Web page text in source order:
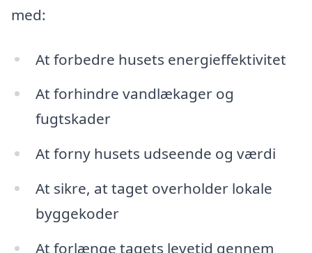
med:
At forbedre husets energieffektivitet
At forhindre vandlækager og
fugtskader
At forny husets udseende og værdi
At sikre, at taget overholder lokale
byggekoder
At forlænge tagets levetid gennem